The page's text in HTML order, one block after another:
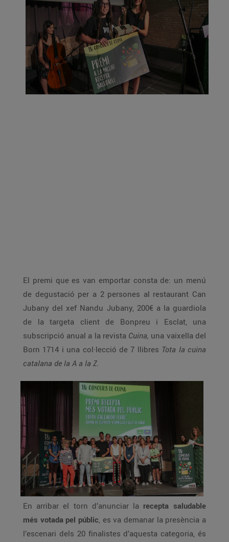
El premi que es van emportar consta de: un menú
de degustació per a 2 persones al restaurant Can
Jubany del xef Nandu Jubany, 200€ a la guardiola
de la targeta client de Bonpreu i Esclat, una
subscripció anual a la revista Cuina, una vaixella del
Born 1714 i una col·lecció de 7 llibres Tota la cuina
catalana de la A a la Z.
En arribar el torn d’anunciar la recepta saludable
més votada pel públic, es va demanar la presència a
l’escenari dels 20 finalistes d’aquesta categoria, és